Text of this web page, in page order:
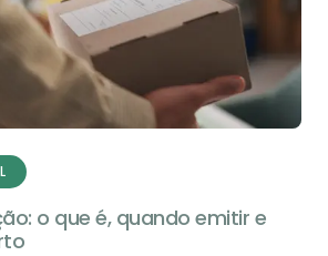
o que é, quando emitir e